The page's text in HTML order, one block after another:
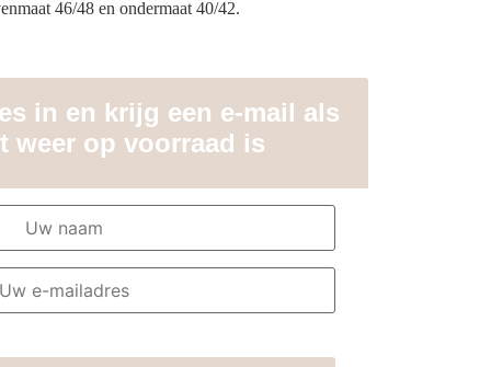
46/48 en ondermaat 40/42.
in en krijg een e-mail als
weer op voorraad is